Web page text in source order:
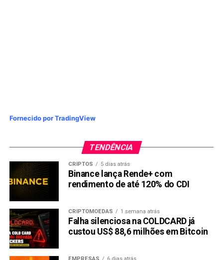
Fornecido por TradingView
TENDÊNCIA
CRIPTOS 5 dias atrás
Binance lança Rende+ com
rendimento de até 120% do CDI
CRIPTOMOEDAS 1 semana atrás
Falha silenciosa na COLDCARD já
custou US$ 88,6 milhões em Bitcoin